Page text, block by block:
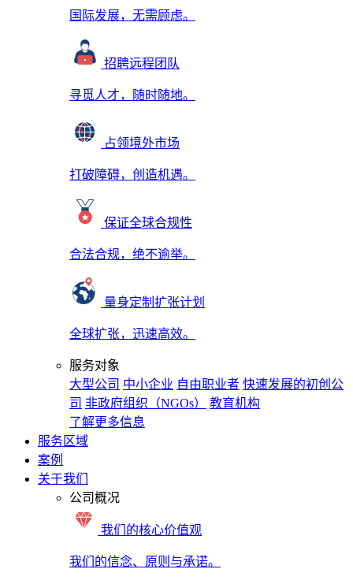
国际发展，无需顾虑。
招聘远程团队
寻觅人才，随时随地。
占领境外市场
打破障碍，创造机遇。
保证全球合规性
合法合规，绝不逾举。
量身定制扩张计划
全球扩张，迅速高效。
服务对象
大型公司 中小企业 自由职业者 快速发展的初创公
司 非政府组织（NGOs）
教育机构
了解更多信息
服务区域
案例
关于我们
公司概况
我们的核心价值观
我们的信念、原则与承诺。